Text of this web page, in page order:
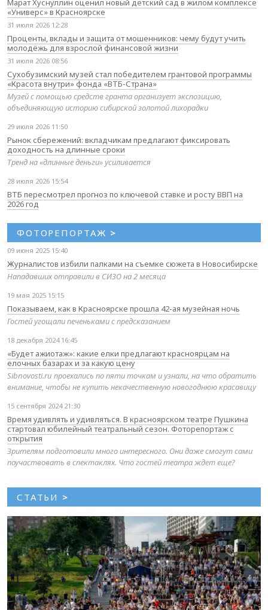
Марат Хуснуллин оценил новый детский сад в жилом комплексе
«Универс» в Красноярске
31 июля 2026 12:28
Проценты, вклады и защита от мошенников: чему будут учить
молодёжь для взрослой финансовой жизни
31 июля 2026 08:56
Сухобузимский музей стал победителем грантовой программы
«Красота внутри» фонда «ВТБ-Страна»
Музей с помощью средств гранта организует экспозицию,
объединяющую историю сибирской золотой лихорадки
29 июля 2026 11:50
Рынок сбережений: вкладчикам предлагают фиксировать
доходность на длинные сроки
Тренд на «длинные деньги» усиливается
28 июля 2026 15:54
ВТБ пересмотрел прогноз по ключевой ставке и росту ВВП на
2026 год
ФОТОРЕПОРТАЖ >
09 июня 2025 15:40
Журналистов избили палками на съемке сюжета в Новосибирске
Нападавших отправили в СИЗО на 2 месяца
19 мая 2025 15:15
Показываем, как в Красноярске прошла 42-ая музейная ночь
Гостей угощали печеньками с предсказанием
18 декабря 2024 16:45
«Будет ажиотаж»: какие елки предлагают красноярцам на
елочных базарах и за какую цену
Sibnovosti.ru проехались по пяти точкам и узнали, на что обратить
внимание, чтобы не купить некачественную новогоднюю красавицу
15 сентября 2024 21:30
Время удивлять и удивляться. В красноярском театре Пушкина
стартовал юбилейный театральный сезон. Фоторепортаж с
открытия
Зрителям подготовили много интересного. Они даже смогут сами
поучаствовать в спектаклях. Что гостей театра ждет еще?
СТАТЬИ >